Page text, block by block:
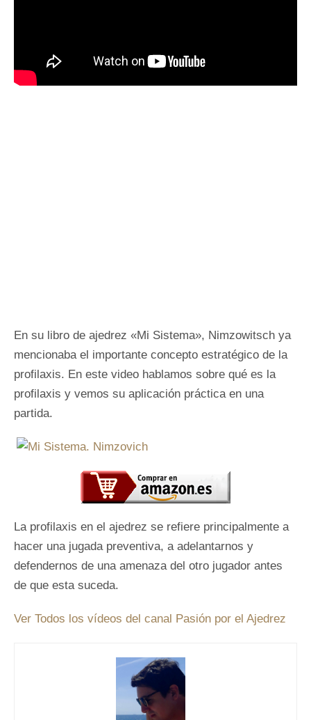
En su libro de ajedrez «Mi Sistema», Nimzowitsch ya
mencionaba el importante concepto estratégico de la
profilaxis. En este video hablamos sobre qué es la
profilaxis y vemos su aplicación práctica en una
partida.
La profilaxis en el ajedrez se refiere principalmente a
hacer una jugada preventiva, a adelantarnos y
defendernos de una amenaza del otro jugador antes
de que esta suceda.
Ver Todos los vídeos del canal Pasión por el Ajedrez